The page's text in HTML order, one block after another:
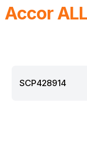
Accor
SCP428914